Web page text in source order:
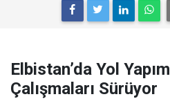
Elbistan’da Yol Yapım
Çalışmaları Sürüyor